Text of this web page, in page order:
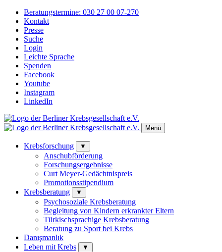
Beratungstermine: 030 27 00 07-270
Kontakt
Presse
Suche
Login
Leichte Sprache
Spenden
Facebook
Youtube
Instagram
LinkedIn
Menü
Krebsforschung ▼
Anschubförderung
Forschungsergebnisse
Curt Meyer-Gedächtnispreis
Promotionsstipendium
Krebsberatung
▼
Psychosoziale Krebsberatung
Begleitung von Kindern erkrankter Eltern
Türkischsprachige Krebsberatung
Beratung zu Sport bei Krebs
Danışmanlık
Leben mit Krebs
▼